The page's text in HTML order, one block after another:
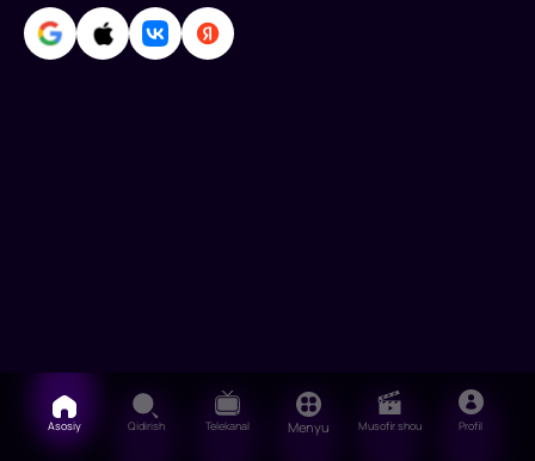
Asosiy Qidirish Telekanal Menyu Musofir shou Profil